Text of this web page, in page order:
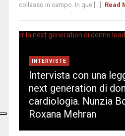
collasso in campo. In que [...]
Read
INTERVISTE
Intervista con una
next generation di
cardiologia. Nunzia
Roxana Mehran